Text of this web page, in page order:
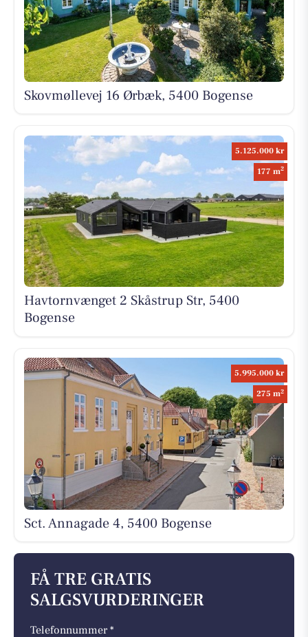
Skovmøllevej 16 Ørbæk, 5400 Bogense
5.125.000 kr
177 m2
Havtornvænget 2 Skåstrup Str, 5400
Bogense
5.995.000 kr
275 m2
Sct. Annagade 4, 5400 Bogense
FÅ TRE GRATIS
SALGSVURDERINGER
Telefonnummer *